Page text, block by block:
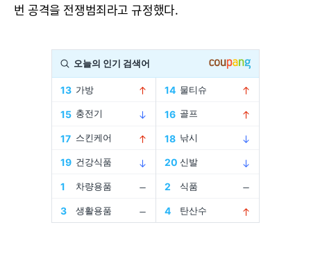
번 공격을 전쟁범죄라고 규정했다.